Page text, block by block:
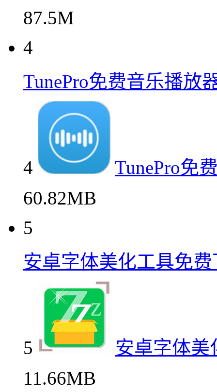
87.5M
4
TunePro免费音乐播放
4
TunePro免
60.82MB
5
安卓字体美化工具免
5
安卓字体美
11.66MB